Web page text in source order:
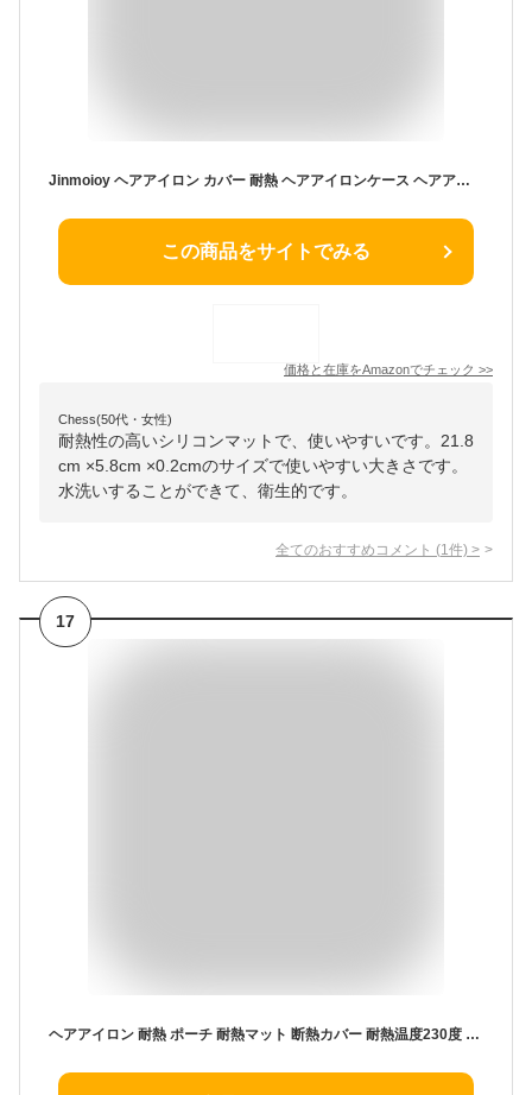
Jinmoioy ヘアアイロン カバー 耐熱 ヘアアイロンケース ヘアアイロンポーチ ヘアアイロンホルダー 耐熱シリコンマットポーチ ヘアアイロン用 ストレートヘアアイロン フラットアイロン (ピンク)
この商品をサイトでみる
価格と在庫をAmazonでチェック >>
Chess(50代・女性)
耐熱性の高いシリコンマットで、使いやすいです。21.8
cm ×5.8cm ×0.2cmのサイズで使いやすい大きさです。
水洗いすることができて、衛生的です。
全てのおすすめコメント (1 件) >
17
ヘアアイロン 耐熱 ポーチ 耐熱マット 断熱カバー 耐熱温度230度 滑り止め シリコン素材 火傷 焦げ 防止 収納 出張 旅行 夏休み 持ち運び 便利 携帯 お手入れ簡単 柔らか素材 ピンク ネイビー グリーン グレー くすみカラー 1000円ポッキリ